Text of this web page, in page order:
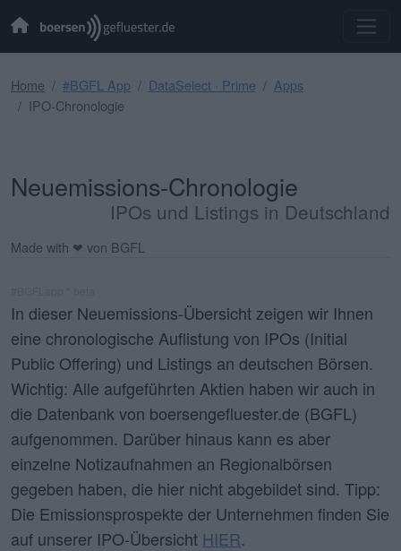
Home #BGFL App DataSelect · Prime
Apps
IPO-Chronologie
Neuemissions-Chronologie
IPOs und Listings in Deutschland
Made with ❤ von BGFL
In dieser Neuemissions-Übersicht zeigen wir Ihnen
eine chronologische Auflistung von IPOs (Initial
Public Offering) und Listings an deutschen Börsen.
Wichtig: Alle aufgeführten Aktien haben wir auch in
die Datenbank von boersengefluester.de (BGFL)
aufgenommen. Darüber hinaus kann es aber
einzelne Notizaufnahmen an Regionalbörsen
gegeben haben, die hier nicht abgebildet sind. Tipp:
Die Emissionsprospekte der Unternehmen finden Sie
auf unserer IPO-Übersicht HIER.